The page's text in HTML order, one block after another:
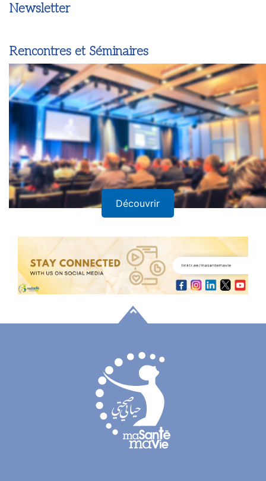
Newsletter
Rencontres et Séminaires
Découvrir